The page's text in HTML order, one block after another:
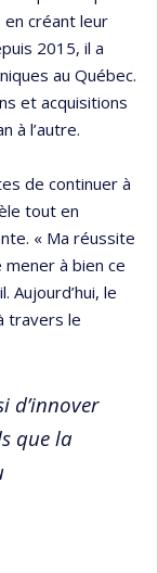
en créant leur
2015, il a
au Québec.
et acquisitions
à l’autre.
de continuer à
tout en
« Ma réussite
mener à bien ce
le
travers le
d’innover
que la